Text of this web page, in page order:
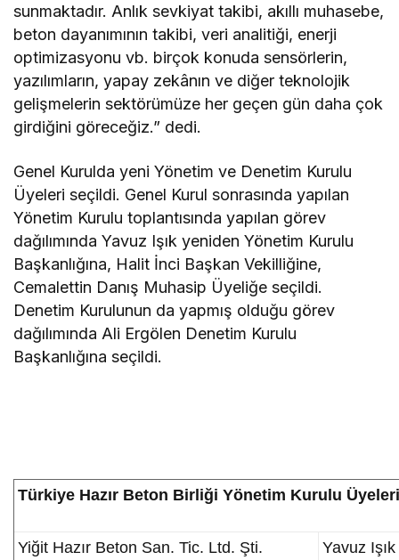
sunmaktadır. Anlık sevkiyat takibi, akıllı muhasebe,
beton dayanımının takibi, veri analitiği, enerji
optimizasyonu vb. birçok konuda sensörlerin,
yazılımların, yapay zekânın ve diğer teknolojik
gelişmelerin sektörümüze her geçen gün daha çok
girdiğini göreceğiz.” dedi.
Genel Kurulda yeni Yönetim ve Denetim Kurulu
Üyeleri seçildi. Genel Kurul sonrasında yapılan
Yönetim Kurulu toplantısında yapılan görev
dağılımında Yavuz Işık yeniden Yönetim Kurulu
Başkanlığına, Halit İnci Başkan Vekilliğine,
Cemalettin Danış Muhasip Üyeliğe seçildi.
Denetim Kurulunun da yapmış olduğu görev
dağılımında Ali Ergölen Denetim Kurulu
Başkanlığına seçildi.
Türkiye Hazır Beton Birliği Yönetim Kurulu
Yiğit Hazır Beton San. Tic. Ltd. Şti. Yavuz Işık